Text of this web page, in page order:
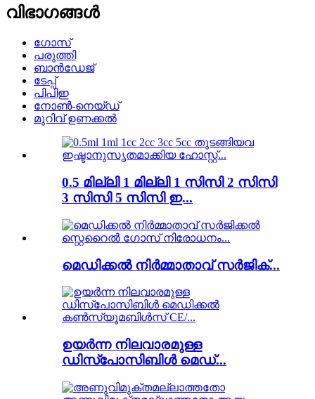
വിഭാഗങ്ങൾ
ഗോസ്
പരുത്തി
ബാൻഡേജ്
ടേപ്പ്
പിപിഇ
നോൺ-നെയ്‌ഡ്
മുറിവ് ഉണക്കൽ
0.5 മില്ലി 1 മില്ലി 1 സിസി 2 സിസി
3 സിസി 5 സിസി ഇ...
മെഡിക്കൽ നിർമ്മാതാവ് സർജിക്...
ഉയർന്ന നിലവാരമുള്ള
ഡിസ്പോസിബിൾ മെഡ്...